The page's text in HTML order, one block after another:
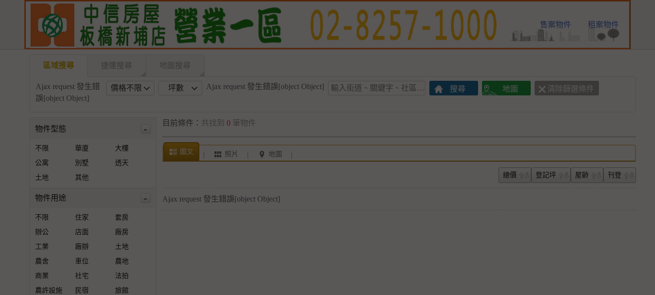
售案物件 租案物件
區域搜尋 捷運搜尋 地圖搜尋
Ajax request 發生錯
誤[object Object]
價格不限 坪數 Ajax request 發生錯誤[object Object]
物件型態 -
不限 華廈
大樓
公寓
別墅
透天
土地
其他
物件用途 -
不限 住家
套房
辦公
店面
廠房
工業
廠辦
土地
農舍
車位
農地
商業
社宅
法拍
農許設施
民宿
旅館
目前條件： 共找到 0 筆物件
圖文 照片 地圖
總價 登記坪 屋齡 刊登
Ajax request 發生錯誤[object Object]